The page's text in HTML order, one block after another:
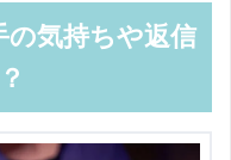
の気持ちや返信